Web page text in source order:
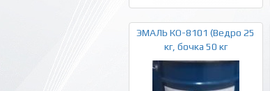
ЭМАЛЬ КО-8101 (Ведро 25
кг, бочка 50 кг